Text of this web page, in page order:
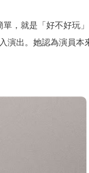
，就是「好不好玩
演出。她認為演員本